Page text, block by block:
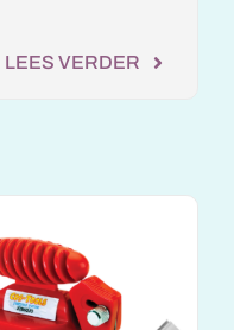
LEES VERDER